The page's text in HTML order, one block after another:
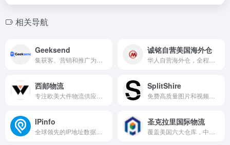
相关导航
Geeksend 诚铭自营美国海外仓
西邮物流 SplitShire
IPinfo 圣克拉里国际物流